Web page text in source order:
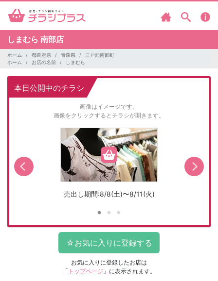
しまむら 南部店
ホーム 都道府県 青森県
三戸郡南部町
ホーム
お店の名前 しまむら
本日公開中のチラシ
画像はイメージです。
画像をクリックするとチラシが開きます。
売出し期間:8/8(土)〜8/11(火)
お気に入りに登録したお店は
「 トップページ 」に表示されます。